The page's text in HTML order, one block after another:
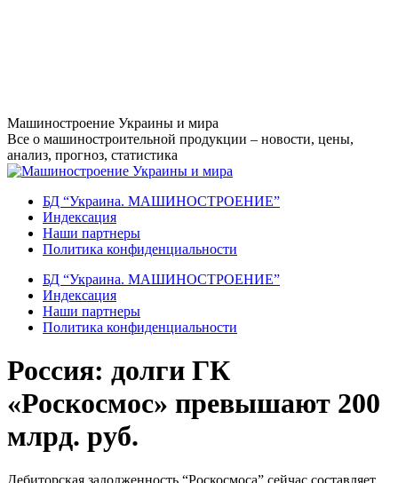
Перейти
к
содержанию
Машиностроение Украины и мира
Все о машиностроительной продукции – новости, цены,
анализ, прогноз, статистика
БД “Украина. МАШИНОСТРОЕНИЕ”
Индекcация
Наши партнеры
Политика конфиденциальности
БД “Украина. МАШИНОСТРОЕНИЕ”
Индекcация
Наши партнеры
Политика конфиденциальности
Россия: долги ГК
«Роскосмос» превышают 200
млрд. руб.
Дебиторская задолженность “Роскосмоса” сейчас составляет